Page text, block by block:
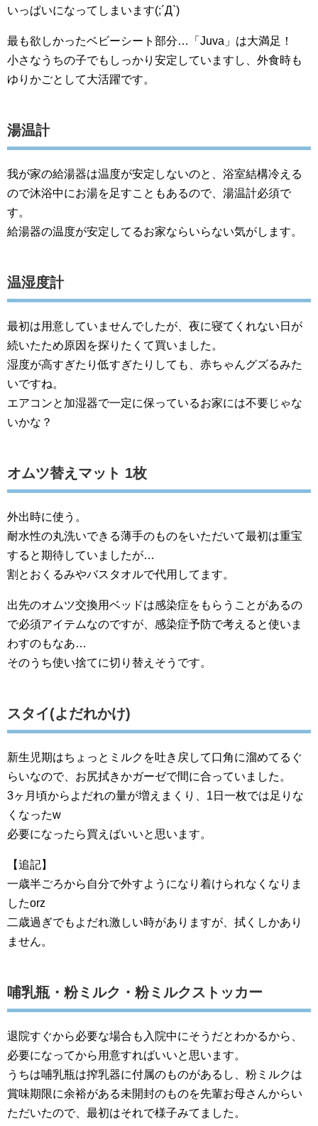
いっぱいになってしまいます(;´Д`)
最も欲しかったベビーシート部分…「Juva」は大満足！
小さなうちの子でもしっかり安定していますし、外食時も
ゆりかごとして大活躍です。
湯温計
我が家の給湯器は温度が安定しないのと、浴室結構冷える
ので沐浴中にお湯を足すこともあるので、湯温計必須で
す。
給湯器の温度が安定してるお家ならいらない気がします。
温湿度計
最初は用意していませんでしたが、夜に寝てくれない日が
続いたため原因を探りたくて買いました。
湿度が高すぎたり低すぎたりしても、赤ちゃんグズるみた
いですね。
エアコンと加湿器で一定に保っているお家には不要じゃな
いかな？
オムツ替えマット 1枚
外出時に使う。
耐水性の丸洗いできる薄手のものをいただいて最初は重宝
すると期待していましたが…
割とおくるみやバスタオルで代用してます。
出先のオムツ交換用ベッドは感染症をもらうことがあるの
で必須アイテムなのですが、感染症予防で考えると使いま
わすのもなあ…
そのうち使い捨てに切り替えそうです。
スタイ(よだれかけ)
新生児期はちょっとミルクを吐き戻して口角に溜めてるぐ
らいなので、お尻拭きかガーゼで間に合っていました。
3ヶ月頃からよだれの量が増えまくり、1日一枚では足りな
くなったw
必要になったら買えばいいと思います。
【追記】
一歳半ごろから自分で外すようになり着けられなくなりま
したorz
二歳過ぎでもよだれ激しい時がありますが、拭くしかあり
ません。
哺乳瓶・粉ミルク・粉ミルクストッカー
退院すぐから必要な場合も入院中にそうだとわかるから、
必要になってから用意すればいいと思います。
うちは哺乳瓶は搾乳器に付属のものがあるし、粉ミルクは
賞味期限に余裕がある未開封のものを先輩お母さんからい
ただいたので、最初はそれで様子みてました。